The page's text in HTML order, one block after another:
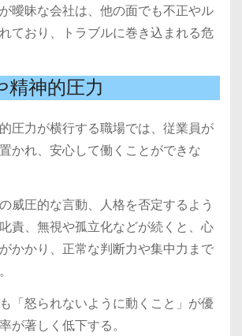
曖昧な会社は、他の面でも不正やル
ており、トラブルに巻き込まれる危
精神的圧力
圧力が横行する職場では、従業員が
かれ、安心して働くことができな
威圧的な言動、人格を否定するよう
責、無視や孤立化などが続くと、心
かかり、正常な判断力や集中力まで
「怒られないように動くこと」が優
が著しく低下する。